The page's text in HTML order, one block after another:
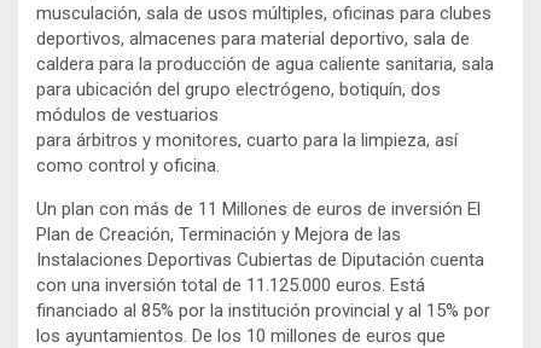
musculación, sala de usos múltiples, oficinas para clubes
deportivos, almacenes para material deportivo, sala de
caldera para la producción de agua caliente sanitaria, sala
para ubicación del grupo electrógeno, botiquín, dos
módulos de vestuarios
para árbitros y monitores, cuarto para la limpieza, así
como control y oficina.
Un plan con más de 11 Millones de euros de inversión El
Plan de Creación, Terminación y Mejora de las
Instalaciones Deportivas Cubiertas de Diputación cuenta
con una inversión total de 11.125.000 euros. Está
financiado al 85% por la institución provincial y al 15% por
los ayuntamientos. De los 10 millones de euros que